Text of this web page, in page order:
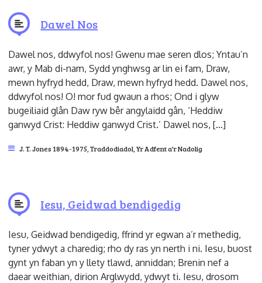
Dawel Nos
Dawel nos, ddwyfol nos! Gwenu mae seren dlos; Yntau’n
awr, y Mab di-nam, Sydd ynghwsg ar lin ei fam, Draw,
mewn hyfryd hedd, Draw, mewn hyfryd hedd. Dawel nos,
ddwyfol nos! O! mor fud gwaun a rhos; Ond i glyw
bugeiliaid glân Daw ryw bêr angylaidd gân, ‘Heddiw
ganwyd Crist: Heddiw ganwyd Crist.’ Dawel nos, […]
J. T. Jones 1894-1975 Traddodiadol Yr Adfent a'r Nadolig
Iesu, Geidwad bendigedig
Iesu, Geidwad bendigedig, ffrind yr egwan a’r methedig,
tyner ydwyt a charedig; rho dy ras yn nerth i ni. Iesu, buost
gynt yn faban yn y llety tlawd, anniddan; Brenin nef a
daear weithian, dirion Arglwydd, ydwyt ti. Iesu, drosom